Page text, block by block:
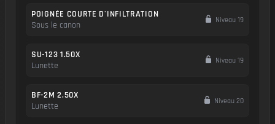
POIGNÉE COURTE D'INFILTRATION
Sous le canon
Niveau 19
SU-123 1.50X
Lunette
Niveau 19
BF-2M 2.50X
Lunette
Niveau 20